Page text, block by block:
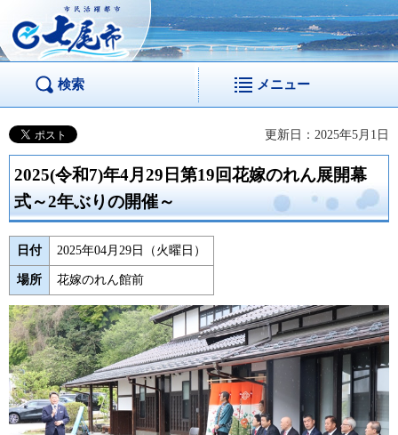
市民活躍都市 七尾
市
検索 メニュー
更新日：2025年5月1日
2025(令和7)年4月29日第19回花嫁のれん展開幕
式～2年ぶりの開催～
日付 2025年04月29日（火曜日）
場所 花嫁のれん館前